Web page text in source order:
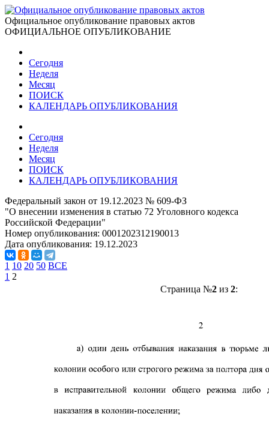
Официальное опубликование правовых актов
ОФИЦИАЛЬНОЕ ОПУБЛИКОВАНИЕ
Сегодня
Неделя
Месяц
ПОИСК
КАЛЕНДАРЬ ОПУБЛИКОВАНИЯ
Сегодня
Неделя
Месяц
ПОИСК
КАЛЕНДАРЬ ОПУБЛИКОВАНИЯ
Федеральный закон от 19.12.2023 № 609-ФЗ
"О внесении изменения в статью 72 Уголовного кодекса
Российской Федерации"
Номер опубликования: 0001202312190013
Дата опубликования: 19.12.2023
1 10 20 50 ВСЕ
1 2
Страница №2из 2: